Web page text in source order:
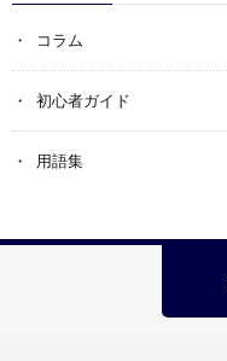
コラム
初心者ガイド
用語集